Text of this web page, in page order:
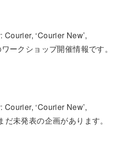
‘Courier New’,
ークショップ開催情報です。
‘Courier New’,
だ未発表の企画があります。